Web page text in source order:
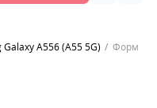
Galaxy A556 (A55 5G)
Форм